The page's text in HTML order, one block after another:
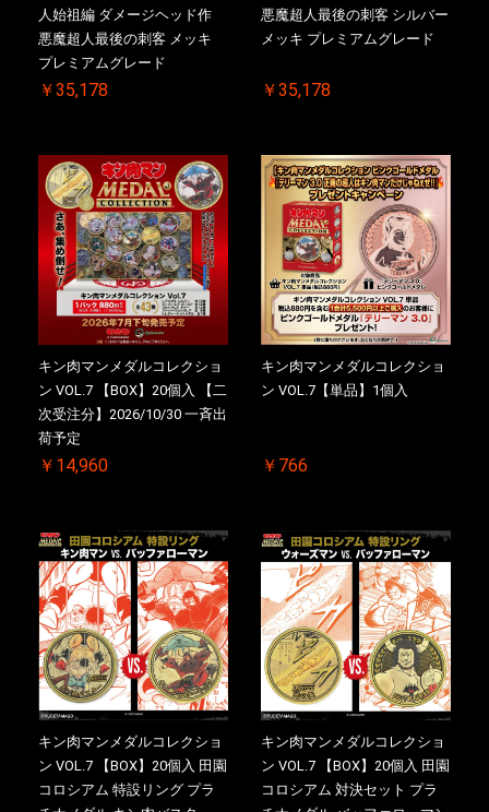
人始祖編 ダメージヘッド作
悪魔超人最後の刺客 メッキ
プレミアムグレード
￥35,178
悪魔超人最後の刺客 シルバー
メッキ プレミアムグレード
￥35,178
キン肉マンメダルコレクショ
ン VOL.7 【BOX】20個入 【二
次受注分】2026/10/30 一斉出
荷予定
￥14,960
キン肉マンメダルコレクショ
ン VOL.7【単品】1個入
￥766
キン肉マンメダルコレクショ
ン VOL.7 【BOX】20個入 田園
コロシアム 特設リング プラ
キン肉マンメダルコレクショ
ン VOL.7 【BOX】20個入 田園
コロシアム 対決セット プラ